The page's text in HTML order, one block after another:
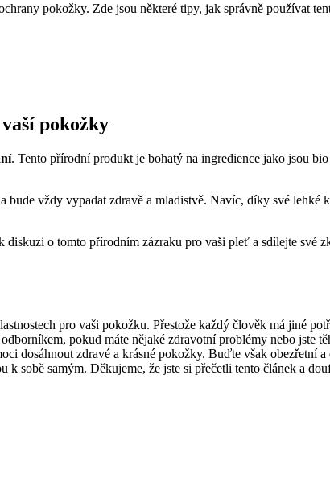
pokožky. Zde jsou některé tipy, jak správně používat
pokožky
. Tento přírodní produkt je bohatý na ingredience jako jsou
vždy vypadat zdravě a mladistvě. Navíc, díky své lehké
o tomto přírodním zázraku pro vaši pleť a sdílejte své
pro vaši pokožku. Přestože každý člověk má jiné
pokud máte nějaké zdravotní problémy nebo jste
dosáhnout zdravé a krásné pokožky. Buďte však obezřetní a
sobě samým. Děkujeme, že jste si přečetli tento článek a